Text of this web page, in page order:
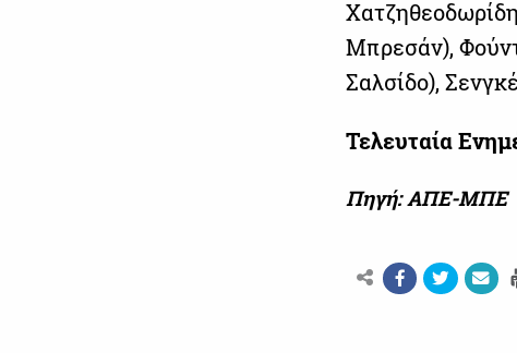
Μπρεσάν),
Σαλσίδο),
Τελευταία
Πηγή: ΑΠΕ-ΜΠΕ